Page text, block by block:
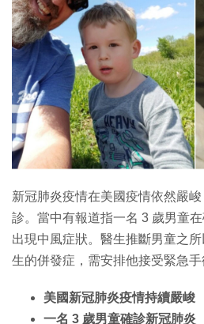
生成式AI與雲端應用
Enterprise Digital Transformation
特集
新冠肺炎疫情在美國疫情依然嚴
診。當中有報道指一名 3 歲男童
出現中風症狀。醫生推斷男童之
生的併發症，需安排他接受緊急手
美國新冠肺炎疫情持續嚴峻
一名 3 歲男童確診新冠肺炎